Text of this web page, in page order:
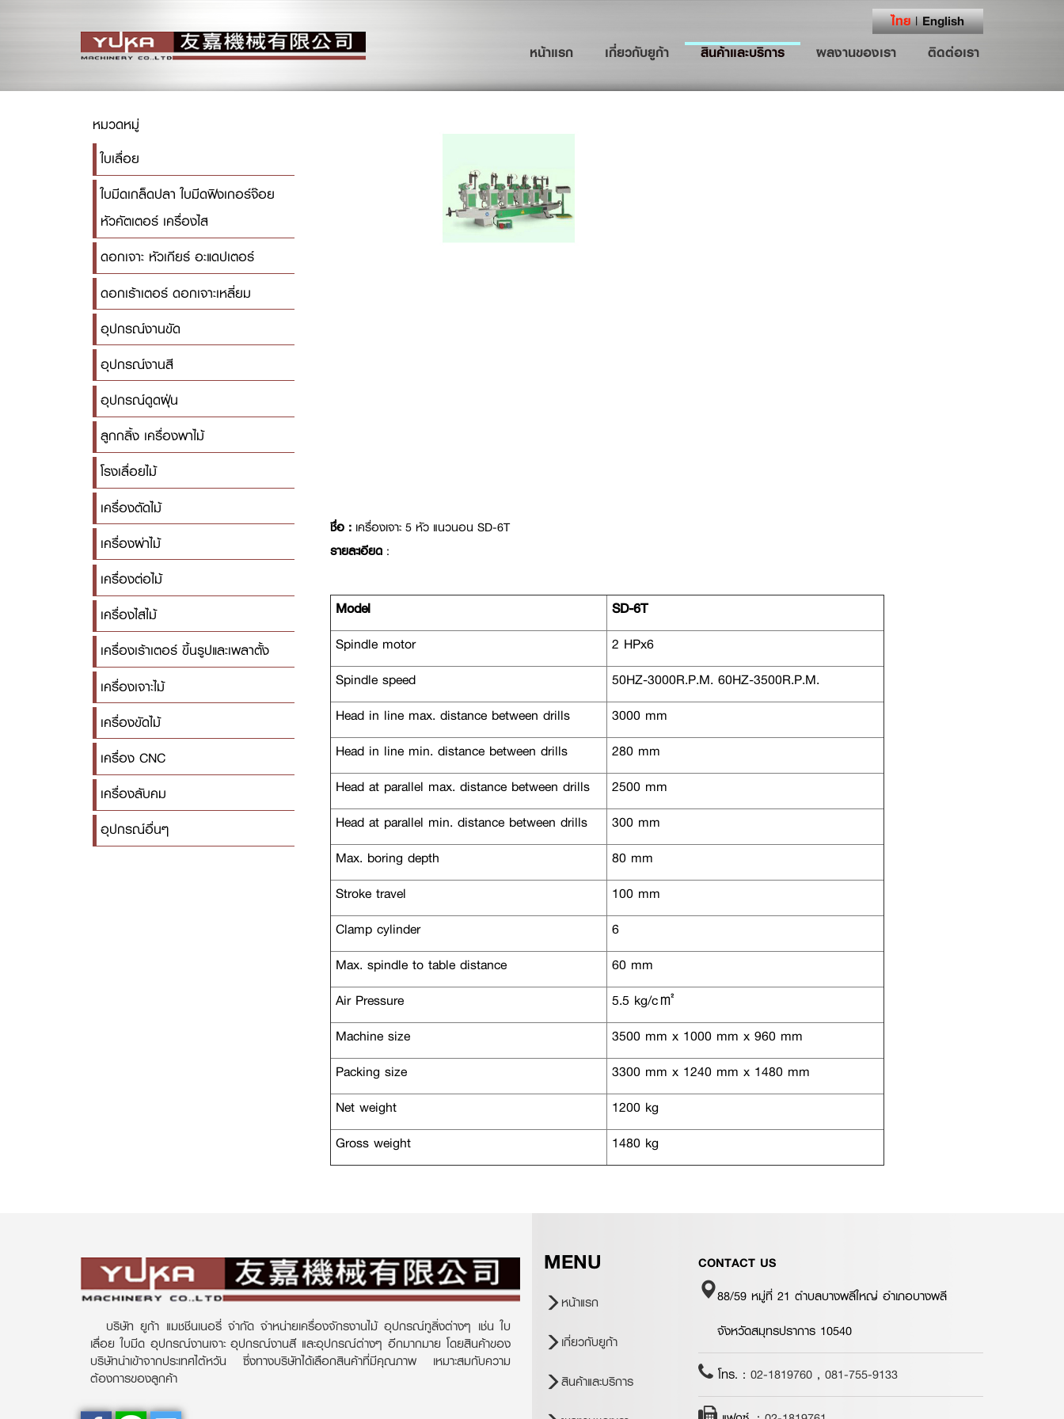
ไทย |English
หน้าแรก(current)เกี่ยวกับยูก้า สินค้าและบริการ ผลงานของเรา ติดต่อเรา
หมวดหมู่
ใบเลื่อย
ใบมีดเกล็ดปลา ใบมีดฟิงเกอร์จ๊อย
หัวคัตเตอร์ เครื่องไส
ดอกเจาะ หัวเกียร์ อะแดปเตอร์
ดอกเร้าเตอร์ ดอกเจาะเหลี่ยม
อุปกรณ์งานขัด
อุปกรณ์งานสี
อุปกรณ์ดูดฝุ่น
ลูกกลิ้ง เครื่องพาไม้
โรงเลื่อยไม้
เครื่องตัดไม้
เครื่องผ่าไม้
เครื่องต่อไม้
เครื่องไสไม้
เครื่องเร้าเตอร์ ขึ้นรูปและเพลาตั้ง
เครื่องเจาะไม้
เครื่องขัดไม้
เครื่อง CNC
เครื่องลับคม
อุปกรณ์อื่นๆ
ชื่อ : เครื่องเจาะ 5 หัว แนวนอน SD-6T
รายละเอียด :
Model
SD-6T
Spindle motor
2 HPx6
Spindle speed
50HZ-3000R.P.M. 60HZ-3500R.P.M.
Head in line max. distance between drills
3000 mm
Head in line min. distance between drills
280 mm
Head at parallel max. distance between drills
2500 mm
Head at parallel min. distance between drills
300 mm
Max. boring depth
80 mm
Stroke travel
100 mm
Clamp cylinder
6
Max. spindle to table distance
60 mm
Air Pressure
5.5 kg/c㎡
Machine size
3500 mm x 1000 mm x 960 mm
Packing size
3300 mm x 1240 mm x 1480 mm
Net weight
1200 kg
Gross weight
1480 kg
บริษัท ยูก้า แมชชีนเนอรี่ จำกัด จำหน่ายเครื่องจักรงานไม้ อุปกรณ์ทูลิ่งต่างๆ เช่น ใบ
เลื่อย ใบมีด อุปกรณ์งานเจาะ อุปกรณ์งานสี และอุปกรณ์ต่างๆ อีกมากมาย โดยสินค้าของ
บริษัทนำเข้าจากประเทศไต้หวัน ซึ่งทางบริษัทได้เลือกสินค้าที่มีคุณภาพ เหมาะสมกับความ
ต้องการของลูกค้า
MENU
หน้าแรก
เกี่ยวกับยูก้า
สินค้าและบริการ
CONTACT US
88/59 หมู่ที่ 21 ตำบลบางพลีใหญ่ อำเภอบางพลี
จังหวัดสมุทรปราการ 10540
โทร. : 02-1819760 , 081-755-9133